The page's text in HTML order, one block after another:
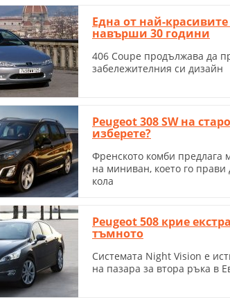
Една от най-
навърши 30 години
406 Coupe продължава да
забележителния си дизайн
Peugeot 308 SW на
изберете?
Френското комби предлага
на миниван, което го
кола
Peugeot 508 крие
тъмното
Системата Night Vision е
на пазара за втора ръка в